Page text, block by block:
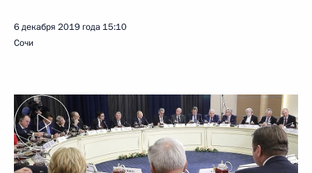
6 декабря 2019 года 15:10
Сочи